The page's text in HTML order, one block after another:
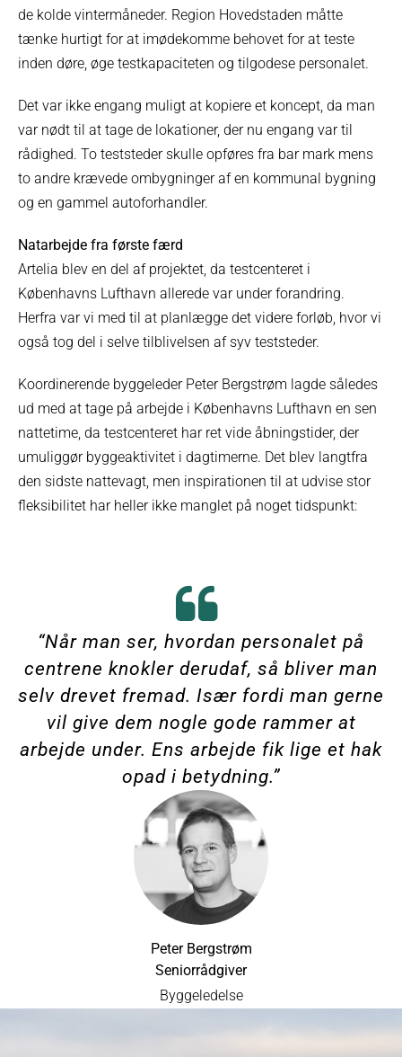
de kolde vintermåneder. Region Hovedstaden måtte
tænke hurtigt for at imødekomme behovet for at teste
inden døre, øge testkapaciteten og tilgodese personalet.
Det var ikke engang muligt at kopiere et koncept, da man
var nødt til at tage de lokationer, der nu engang var til
rådighed. To teststeder skulle opføres fra bar mark mens
to andre krævede ombygninger af en kommunal bygning
og en gammel autoforhandler.
Natarbejde fra første færd
Artelia blev en del af projektet, da testcenteret i
Københavns Lufthavn allerede var under forandring.
Herfra var vi med til at planlægge det videre forløb, hvor vi
også tog del i selve tilblivelsen af syv teststeder.
Koordinerende byggeleder Peter Bergstrøm lagde således
ud med at tage på arbejde i Københavns Lufthavn en sen
nattetime, da testcenteret har ret vide åbningstider, der
umuliggør byggeaktivitet i dagtimerne. Det blev langtfra
den sidste nattevagt, men inspirationen til at udvise stor
fleksibilitet har heller ikke manglet på noget tidspunkt:
“Når man ser, hvordan personalet på
centrene knokler derudaf, så bliver man
selv drevet fremad. Især fordi man gerne
vil give dem nogle gode rammer at
arbejde under. Ens arbejde fik lige et hak
opad i betydning.”
Peter Bergstrøm
Seniorrådgiver
Byggeledelse